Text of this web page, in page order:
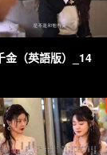
金（英語版）_14